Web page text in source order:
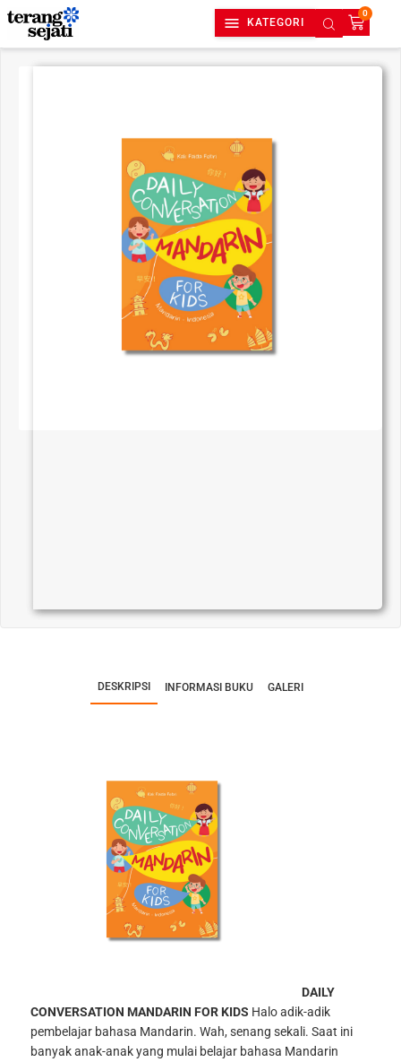
KATEGORI
0
DESKRIPSI INFORMASI BUKU GALERI
DAILY
CONVERSATION MANDARIN FOR KIDS Halo adik-adik
pembelajar bahasa Mandarin. Wah, senang sekali. Saat ini
banyak anak-anak yang mulai belajar bahasa Mandarin